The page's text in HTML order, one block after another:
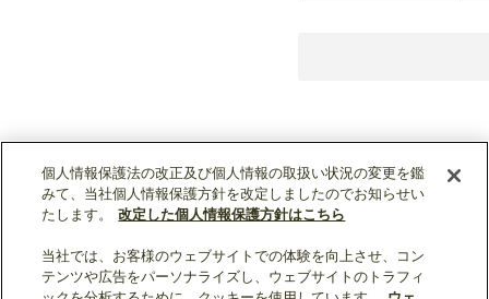
ソーシャルメディア公式アカウント一覧
個人情報保護法の改正及び個人情報の取扱い状況の変更を鑑
みて、当社個人情報保護方針を改定しましたのでお知らせい
たします。
改定した個人情報保護方針はこちら
当社では、お客様のウェブサイトでの体験を向上させ、コン
テンツや広告をパーソナライズし、ウェブサイトのトラフィ